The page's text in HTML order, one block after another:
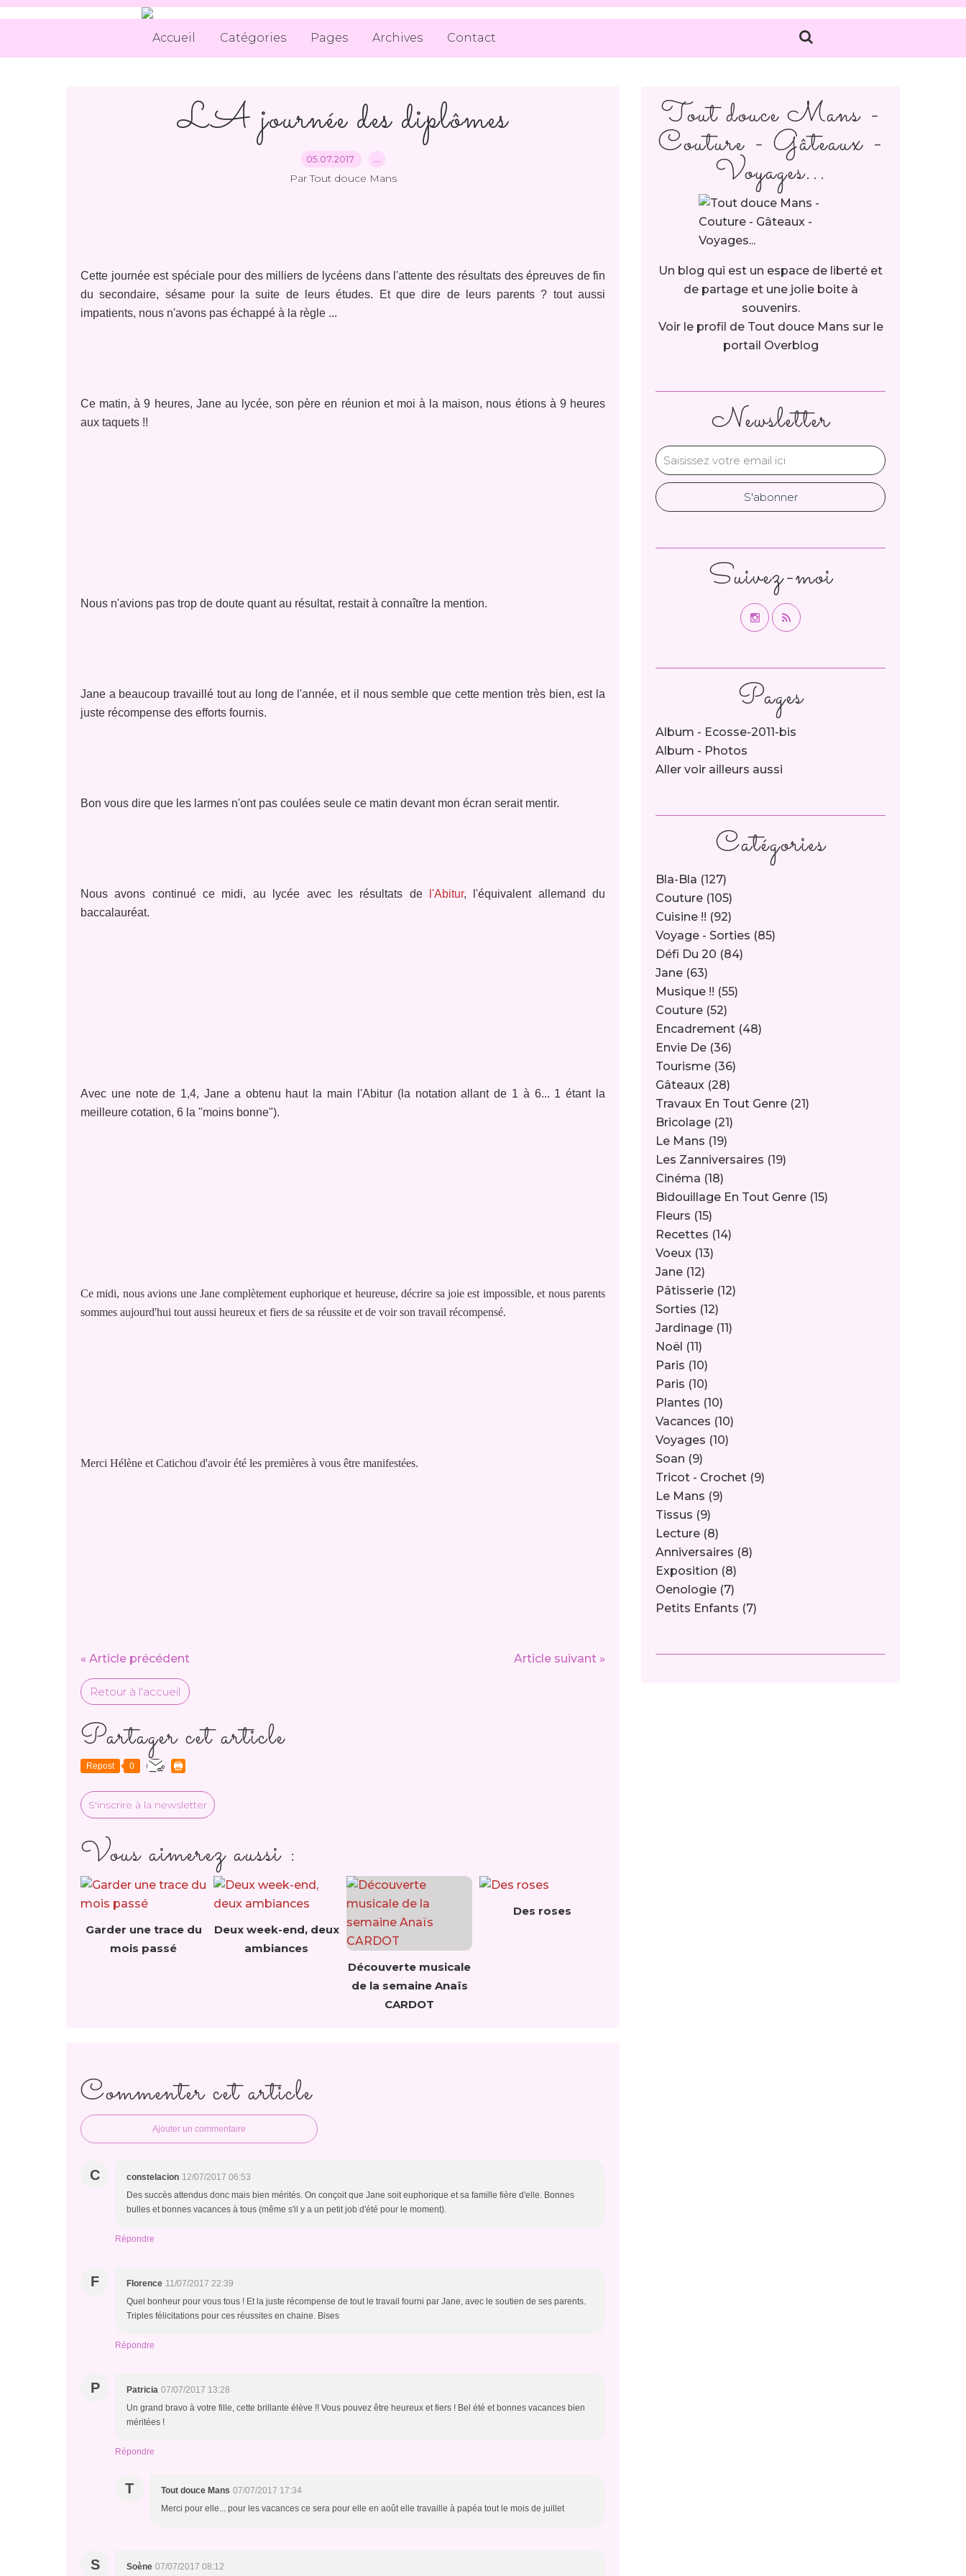
Accueil Catégories Pages Archives Contact
LA journée des diplômes
05.07.2017 …
Par Tout douce Mans
Cette journée est spéciale pour des milliers de lycéens dans l'attente des résultats des épreuves de fin
du secondaire, sésame pour la suite de leurs études. Et que dire de leurs parents ? tout aussi
impatients, nous n'avons pas échappé à la règle ...
Ce matin, à 9 heures, Jane au lycée, son père en réunion et moi à la maison, nous étions à 9 heures
aux taquets !!
Nous n'avions pas trop de doute quant au résultat, restait à connaître la mention.
Jane a beaucoup travaillé tout au long de l'année, et il nous semble que cette mention très bien, est la
juste récompense des efforts fournis.
Bon vous dire que les larmes n'ont pas coulées seule ce matin devant mon écran serait mentir.
Nous avons continué ce midi, au lycée avec les résultats de l'Abitur, l'équivalent allemand du
baccalauréat.
Avec une note de 1,4, Jane a obtenu haut la main l'Abitur (la notation allant de 1 à 6... 1 étant la
meilleure cotation, 6 la "moins bonne").
Ce midi, nous avions une Jane complètement euphorique et heureuse, décrire sa joie est impossible, et nous parents
sommes aujourd'hui tout aussi heureux et fiers de sa réussite et de voir son travail récompensé.
Merci Hélène et Catichou d'avoir été les premières à vous être manifestées.
« Article précédent Article suivant »
Retour à l'accueil
Partager cet article
Repost 0
S'inscrire à la newsletter
Vous aimerez aussi :
Garder une trace du
mois passé
Deux week-end, deux
ambiances
Découverte musicale
de la semaine Anaïs
CARDOT
Des roses
Commenter cet article
Ajouter un commentaire
C constelacion 12/07/2017 06:53
Des succès attendus donc mais bien mérités. On conçoit que Jane soit euphorique et sa famille fière d'elle. Bonnes
bulles et bonnes vacances à tous (même s'il y a un petit job d'été pour le moment).
Répondre
F Florence 11/07/2017 22:39
Quel bonheur pour vous tous ! Et la juste récompense de tout le travail fourni par Jane, avec le soutien de ses parents.
Triples félicitations pour ces réussites en chaine. Bises
Répondre
P Patricia 07/07/2017 13:28
Un grand bravo à votre fille, cette brillante élève !! Vous pouvez être heureux et fiers ! Bel été et bonnes vacances bien
méritées !
Répondre
T Tout douce Mans 07/07/2017 17:34
Merci pour elle... pour les vacances ce sera pour elle en août elle travaille à papéa tout le mois de juillet
S Soène 07/07/2017 08:12
Newsletter
Catégories
Bla-Bla (127)
Couture (105)
Cuisine !! (92)
Voyage - Sorties (85)
Défi Du 20 (84)
Jane (63)
Musique !! (55)
Couture (52)
Encadrement (48)
Envie De (36)
Tourisme (36)
Gâteaux (28)
Travaux En Tout Genre (21)
Bricolage (21)
Le Mans (19)
Les Zanniversaires (19)
Cinéma (18)
Bidouillage En Tout Genre (15)
Fleurs (15)
Recettes (14)
Voeux (13)
Jane (12)
Pâtisserie (12)
Sorties (12)
Jardinage (11)
Noël (11)
Paris (10)
Paris (10)
Plantes (10)
Vacances (10)
Voyages (10)
Soan (9)
Tricot - Crochet (9)
Le Mans (9)
Tissus (9)
Lecture (8)
Anniversaires (8)
Exposition (8)
Oenologie (7)
Petits Enfants (7)
Pages
Album - Ecosse-2011-bis
Album - Photos
Aller voir ailleurs aussi
Tout douce Mans -
Couture - Gâteaux -
Voyages...
Un blog qui est un espace de liberté et
de partage et une jolie boite à
souvenirs.
Voir le profil de Tout douce Mans sur le
portail Overblog
Suivez-moi